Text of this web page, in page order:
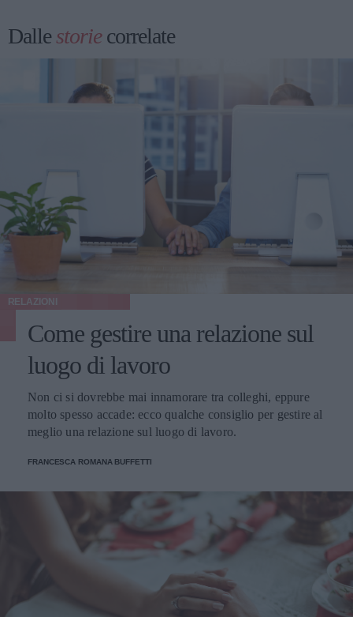
Dallestoriecorrelate
RELAZIONI
Come gestire una relazione sul
luogo di lavoro
Non ci si dovrebbe mai innamorare tra colleghi, eppure
molto spesso accade: ecco qualche consiglio per gestire al
meglio una relazione sul luogo di lavoro.
FRANCESCA ROMANA BUFFETTI